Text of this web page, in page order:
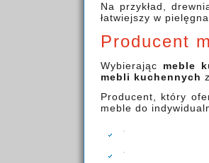
Na przykład,
łatwiejszy w
Producent
Wybierając meble
mebli kuchennych
Producent, który
meble do